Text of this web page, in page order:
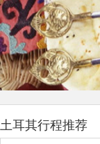
土耳其行程推荐